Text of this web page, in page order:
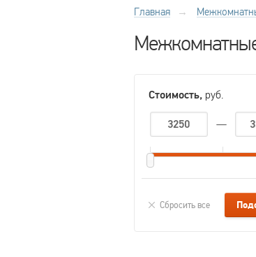
Главная →
Стоимость, руб.
—
Сбросить все